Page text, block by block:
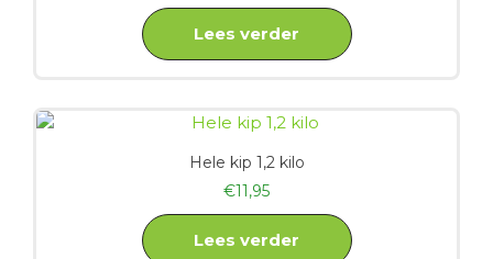
Lees verder
Hele kip 1,2 kilo
€11,95
Lees verder